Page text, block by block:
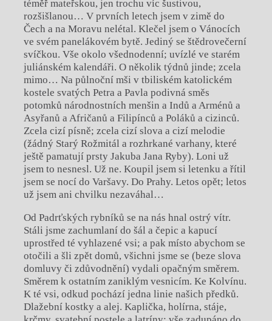
téměř mateřskou, jen trochu víc šustivou,
rozšišlanou… V prvních letech jsem v zimě do
Čech a na Moravu nelétal. Klečel jsem o Vánocích
ve svém panelákovém bytě. Jediný se štědrovečerní
svíčkou. Vše okolo všednodenní; uvízlé ve starém
juliánském kalendáři. O několik týdnů jinde; zcela
mimo… Na půlnoční mši v tbiliském katolickém
kostele svatých Petra a Pavla podivná směs
potomků národnostních menšin a Indů a Arménů a
Asyřanů a Afričanů a Filipínců a Poláků a cizinců.
Zcela cizí písně; zcela cizí slova a cizí melodie
(žádný Starý Rožmitál a rozhrkané varhany, které
ještě pamatují prsty Jakuba Jana Ryby). Loni už
jsem to nesnesl. Už ne. Koupil jsem si letenku a řítil
jsem se nocí do Varšavy. Do Prahy. Letos opět; letos
už jsem ani chvilku nezaváhal…
Od Padrťských rybníků se na nás hnal ostrý vítr.
Stáli jsme zachumlaní do šál a čepic a kapucí
uprostřed té vyhlazené vsi; a pak místo abychom se
otočili a šli zpět domů, všichni jsme se (beze slova
domluvy či zdůvodnění) vydali opačným směrem.
Směrem k ostatním zaniklým vesnicím. Ke Kolvínu.
K té vsi, odkud pochází jedna linie našich předků.
Dlažební kostky a alej. Kaplička, holírna, stáje,